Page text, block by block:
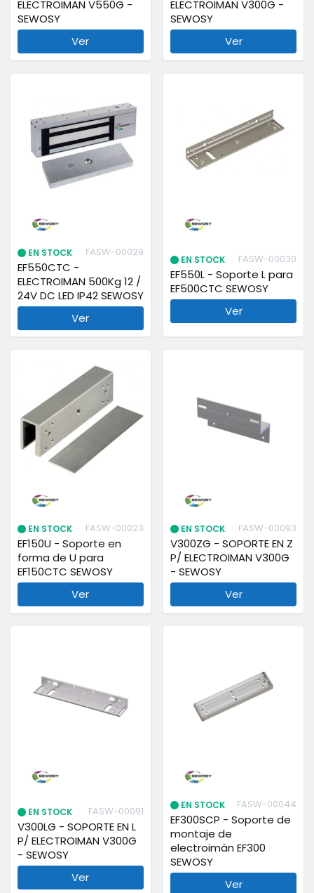
ELECTROIMAN V550G -
SEWOSY
Ver
ELECTROIMAN V300G -
SEWOSY
Ver
EN STOCK FASW-00029
EF550CTC -
ELECTROIMAN 500Kg 12 /
24V DC LED IP42 SEWOSY
Ver
EN STOCK FASW-00030
EF550L - Soporte L para
EF500CTC SEWOSY
Ver
EN STOCK FASW-00023
EF150U - Soporte en
forma de U para
EF150CTC SEWOSY
Ver
EN STOCK FASW-00093
V300ZG - SOPORTE EN Z
P/ ELECTROIMAN V300G
- SEWOSY
Ver
EN STOCK FASW-00091
V300LG - SOPORTE EN L
P/ ELECTROIMAN V300G
- SEWOSY
Ver
EN STOCK FASW-00044
EF300SCP - Soporte de
montaje de
electroimán EF300
SEWOSY
Ver